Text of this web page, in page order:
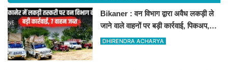
Bikaner : वन विभाग द्वारा अवैध लकड़ी ले
जाने वाले वाहनों पर बड़ी कार्रवाई, पिकअप,
ट्रैक्टर और ट्रक जब्त!
DHIRENDRA ACHARYA